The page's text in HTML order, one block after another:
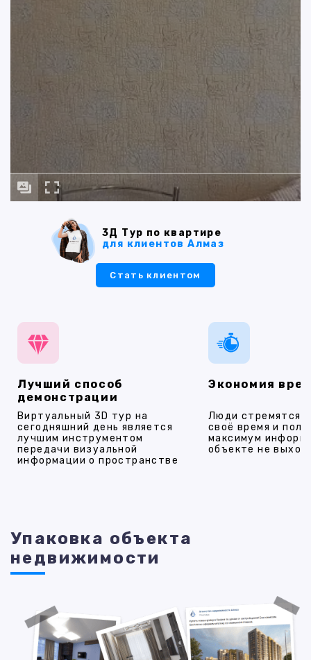
3Д Тур по квартире
для клиентов Алмаз
Стать клиентом
Лучший способ
демонстрации
Виртуальный 3D тур на
сегодняшний день является
лучшим инструментом
передачи визуальной
информации о пространстве
Экономия
Люди стремятся
своё время и
максимум
объекте не
Упаковка объекта
недвижимости